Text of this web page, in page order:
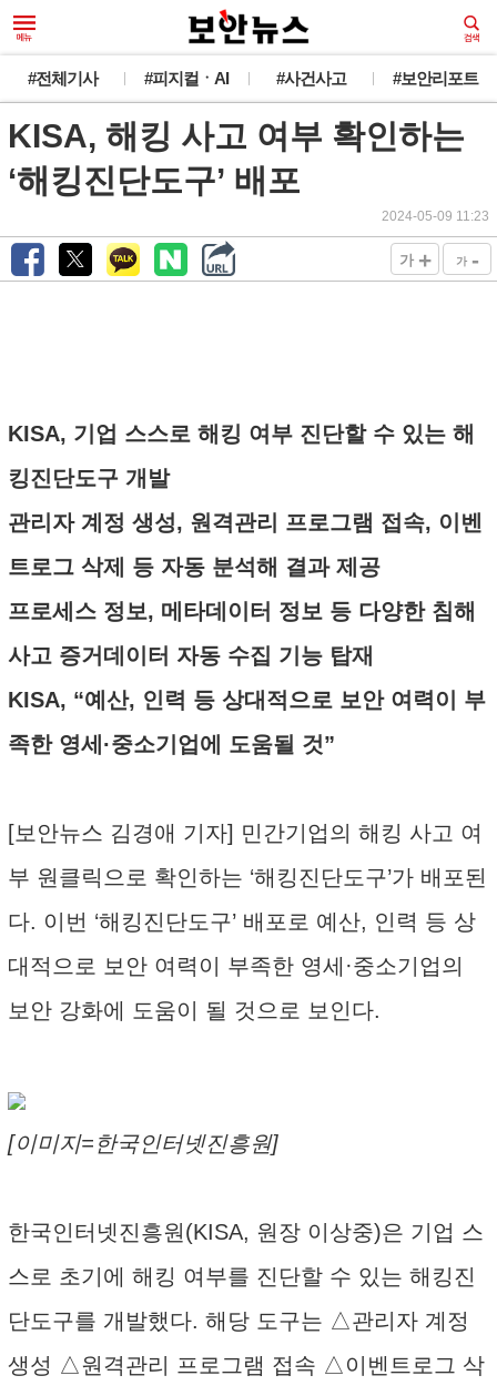
#전체기사 #피지컬ㆍAI #사건사고 #보안리포트
KISA, 해킹 사고 여부 확인하는
‘해킹진단도구’ 배포
2024-05-09 11:23
가 + 가 -
KISA, 기업 스스로 해킹 여부 진단할 수 있는 해
킹진단도구 개발
관리자 계정 생성, 원격관리 프로그램 접속, 이벤
트로그 삭제 등 자동 분석해 결과 제공
프로세스 정보, 메타데이터 정보 등 다양한 침해
사고 증거데이터 자동 수집 기능 탑재
KISA, “예산, 인력 등 상대적으로 보안 여력이 부
족한 영세·중소기업에 도움될 것”
[보안뉴스 김경애 기자] 민간기업의 해킹 사고 여
부 원클릭으로 확인하는 ‘해킹진단도구’가 배포된
다. 이번 ‘해킹진단도구’ 배포로 예산, 인력 등 상
대적으로 보안 여력이 부족한 영세·중소기업의
보안 강화에 도움이 될 것으로 보인다.
[이미지=한국인터넷진흥원]
한국인터넷진흥원(KISA, 원장 이상중)은 기업 스
스로 초기에 해킹 여부를 진단할 수 있는 해킹진
단도구를 개발했다. 해당 도구는 △관리자 계정
생성 △원격관리 프로그램 접속 △이벤트로그 삭